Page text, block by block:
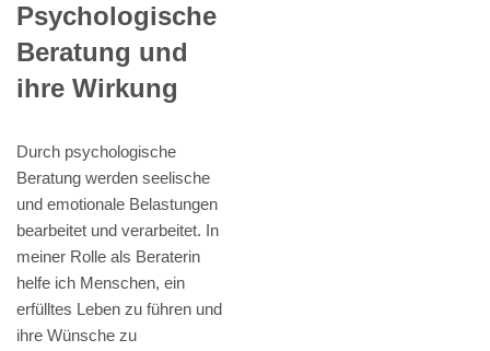
Psychologische
Beratung und
ihre Wirkung
Durch psychologische
Beratung werden seelische
und emotionale Belastungen
bearbeitet und verarbeitet. In
meiner Rolle als Beraterin
helfe ich Menschen, ein
erfülltes Leben zu führen und
ihre Wünsche zu